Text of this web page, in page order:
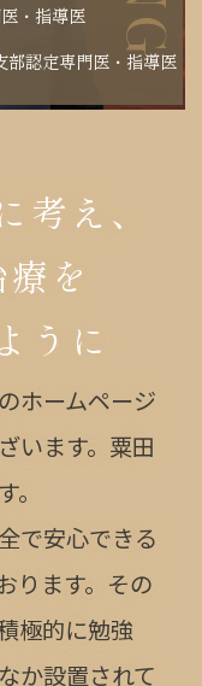
・指導医
部認定専門医・指導医
考え、
を
うに
ホームページ
います。粟田
で安心できる
ります。その
極的に勉強
か設置されて